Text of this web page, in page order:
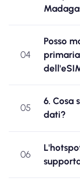
04
Posso
05
6. Cosa
dati?
06